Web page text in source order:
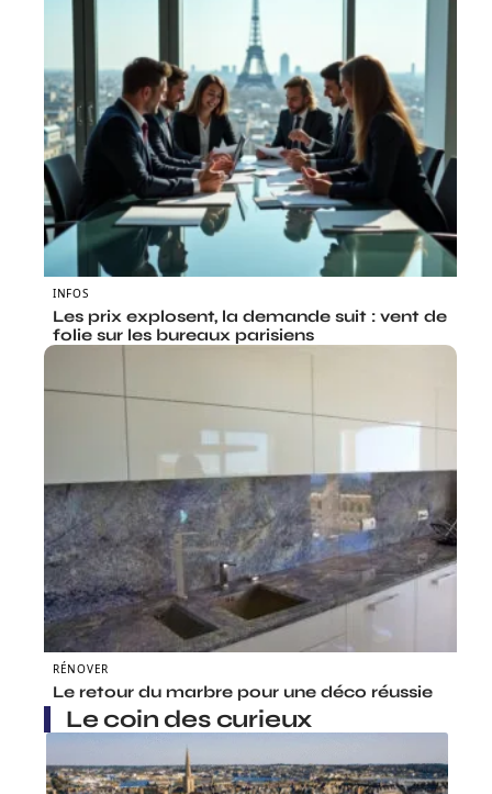
INFOS
Les prix explosent, la demande suit : vent de
folie sur les bureaux parisiens
RÉNOVER
Le retour du marbre pour une déco réussie
Le coin des curieux